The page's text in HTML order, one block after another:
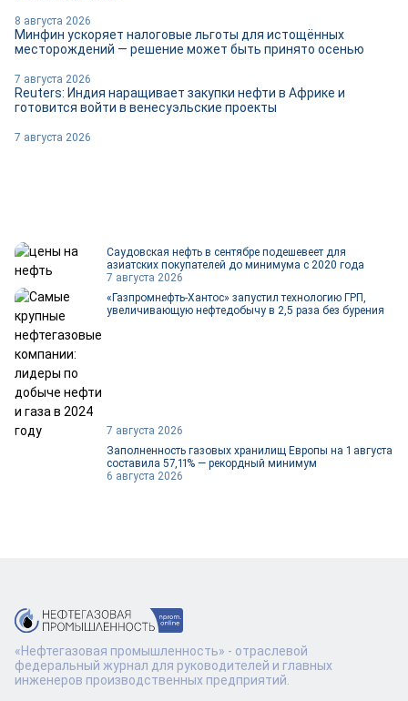
8 августа 2026
Минфин ускоряет налоговые льготы для истощённых
месторождений — решение может быть принято осенью
7 августа 2026
Reuters: Индия наращивает закупки нефти в Африке и
готовится войти в венесуэльские проекты
7 августа 2026
Саудовская нефть в сентябре подешевеет для
азиатских покупателей до минимума с 2020 года
7 августа 2026
«Газпромнефть-Хантос» запустил технологию ГРП,
увеличивающую нефтедобычу в 2,5 раза без бурения
7 августа 2026
Заполненность газовых хранилищ Европы на 1 августа
составила 57,11% — рекордный минимум
6 августа 2026
«Нефтегазовая промышленность» - отраслевой
федеральный журнал для руководителей и главных
инженеров производственных предприятий.